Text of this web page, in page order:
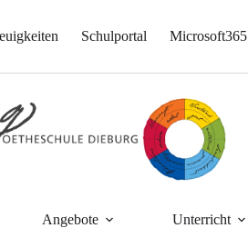
Schulportal Microsoft365
Angebote Unterricht